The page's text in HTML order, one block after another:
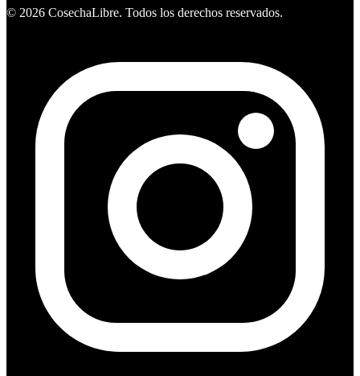
© 2026 CosechaLibre. Todos los derechos reservados.